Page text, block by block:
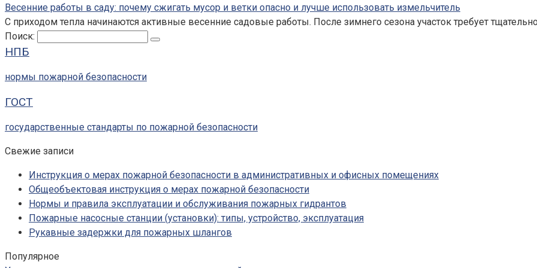
Весенние работы в саду: почему сжигать мусор и ветки опасно и лучше использовать измельчитель
С приходом тепла начинаются активные весенние садовые работы. После зимнего сезона участок требует
Поиск:
НПБ
нормы пожарной безопасности
ГОСТ
государственные стандарты по пожарной безопасности
Свежие записи
Инструкция о мерах пожарной безопасности в административных и офисных помещениях
Общеобъектовая инструкция о мерах пожарной безопасности
Нормы и правила эксплуатации и обслуживания пожарных гидрантов
Пожарные насосные станции (установки): типы, устройство, эксплуатация
Рукавные задержки для пожарных шлангов
Популярное